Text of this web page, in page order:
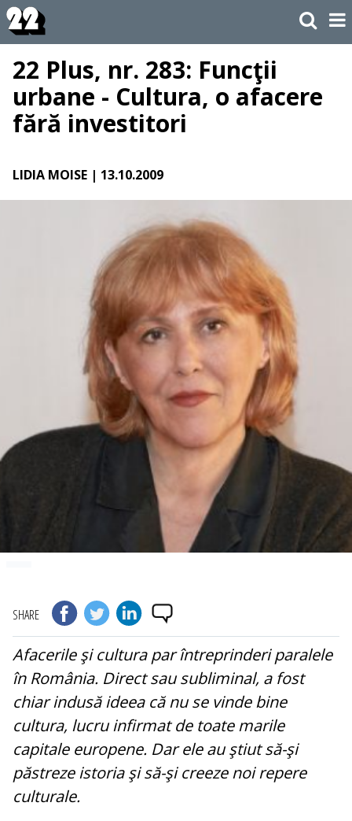
22 Plus, nr. 283: Funcţii
urbane - Cultura, o afacere
fără investitori
LIDIA MOISE | 13.10.2009
SHARE
Afacerile şi cultura par întreprinderi paralele
în România. Direct sau subliminal, a fost
chiar indusă ideea că nu se vinde bine
cultura, lucru infirmat de toate marile
capitale europene. Dar ele au ştiut să-şi
păstreze istoria şi să-şi creeze noi repere
culturale.